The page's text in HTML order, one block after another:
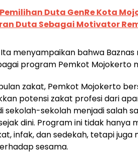
Pemilihan Duta GenRe Kota
Duta Sebagai Motivator
Ita menyampaikan bahwa
program Pemkot Mojokerto
zakat, Pemkot Mojokerto
potensi zakat profesi dari
sekolah-sekolah menjadi salah
dini. Program ini tidak hanya
infak, dan sedekah, tetapi juga
sesama.